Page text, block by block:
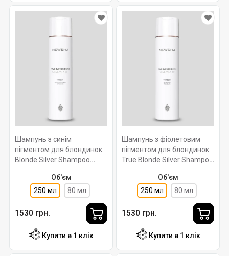
Шампунь з синім
пігментом для блондинок
Blonde Silver Shampoo
Об'єм
250 мл
80 мл
1530 грн.
Купити в 1 клік
Шампунь з фіолетовим
пігментом для блондинок
True Blonde Silver Shampoo
Об'єм
250 мл
80 мл
1530 грн.
Купити в 1 клік